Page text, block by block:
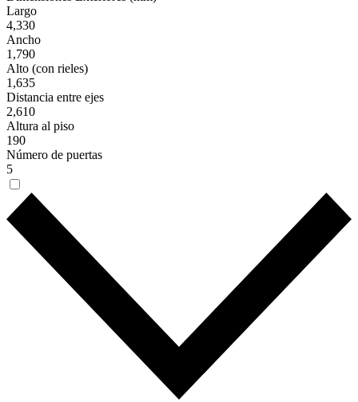
Largo
4,330
Ancho
1,790
Alto (con rieles)
1,635
Distancia entre ejes
2,610
Altura al piso
190
Número de puertas
5